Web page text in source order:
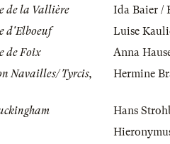
de la Vallière
Ida Baier /
d'Elboeuf
Luise
de Foix
Anna
Navailles/ Tyrcis,
Hermine
Hans